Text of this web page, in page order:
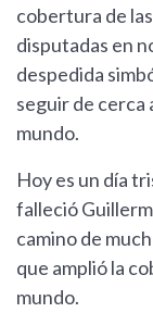
cobertura de
disputadas en
despedida
seguir de cerca
mundo.
Hoy es un día
falleció
camino de
que amplió la
mundo.